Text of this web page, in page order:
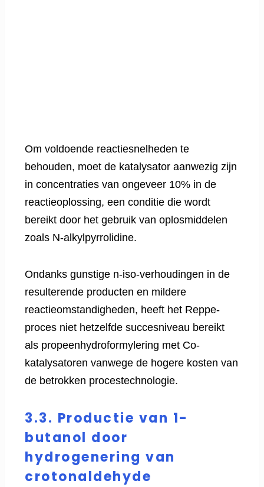
Om voldoende reactiesnelheden te
behouden, moet de katalysator aanwezig zijn
in concentraties van ongeveer 10% in de
reactieoplossing, een conditie die wordt
bereikt door het gebruik van oplosmiddelen
zoals N-alkylpyrrolidine.
Ondanks gunstige n-iso-verhoudingen in de
resulterende producten en mildere
reactieomstandigheden, heeft het Reppe-
proces niet hetzelfde succesniveau bereikt
als propeenhydroformylering met Co-
katalysatoren vanwege de hogere kosten van
de betrokken procestechnologie.
3.3. Productie van 1-
butanol door
hydrogenering van
crotonaldehyde